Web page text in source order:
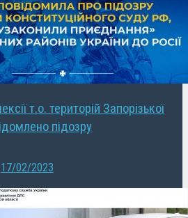
т.о. територій Запорізької
підозру
17/02/2023